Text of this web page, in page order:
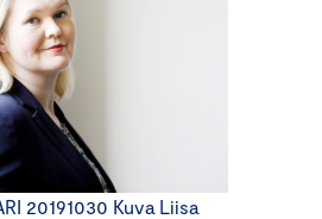
20191030 Kuva Liisa